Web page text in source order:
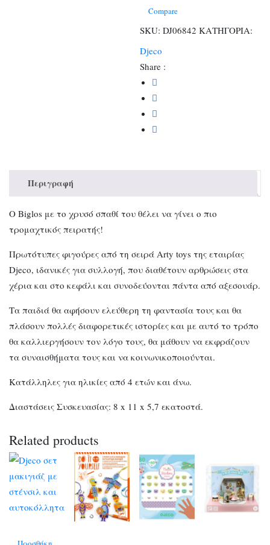
Biglos
Compare
SKU: DJ06842 ΚΑΤΗΓΟΡΙΑ:
Djeco
Share :
Περιγραφή
Ο Biglos με το χρυσό σπαθί του θέλει να γίνει ο πιο
τρομαχτικός πειρατής!
Πρωτότυπες φιγούρες από τη σειρά Arty toys της εταιρίας
Djeco, ιδανικές για συλλογή, που διαθέτουν αρθρώσεις στα
χέρια και στο κεφάλι και συνοδεύονται πάντα από αξεσουάρ.
Τα παιδιά θα αφήσουν ελεύθερη τη φαντασία τους και θα
πλάσουν πολλές διαφορετικές ιστορίες και με αυτό το τρόπο
θα καλλιεργήσουν τον λόγο τους, θα μάθουν να εκφράζουν
τα συναισθήματα τους και να κοινωνικοποιούνται.
Κατάλληλες για ηλικίες από 4 ετών και άνω.
Διαστάσεις Συσκευασίας: 8 x 11 x 5,7 εκατοστά.
Related products